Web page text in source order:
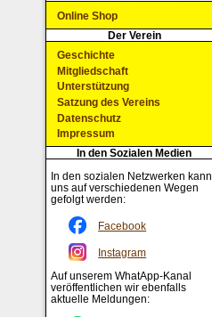
Online Shop
Der Verein
Geschichte
Mitgliedschaft
Unterstützung
Satzung des Vereins
Datenschutz
Impressum
In den Sozialen Medien
In den sozialen Netzwerken kann
uns auf verschiedenen Wegen
gefolgt werden:
Facebook
Instagram
Auf unserem WhatApp-Kanal
veröffentlichen wir ebenfalls
aktuelle Meldungen: